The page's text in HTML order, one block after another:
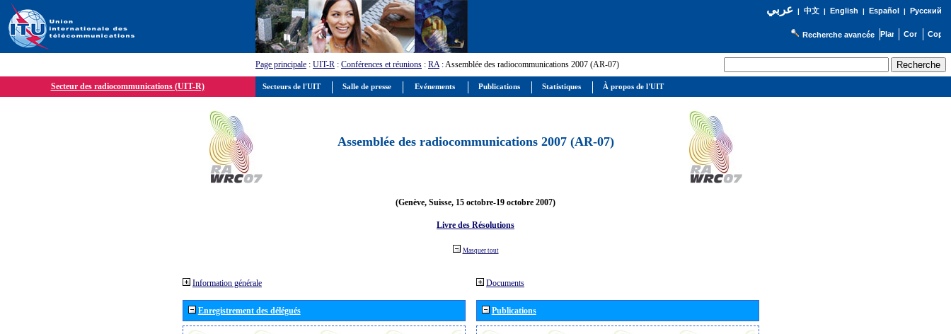
عربي| 中文| English | Español | Русский
Recherche avancée
Page principale : UIT-R : Conférences et réunions : RA: Assemblée des radiocommunications 2007 (AR-07)
Secteur des radiocommunications (UIT-R)
Assemblée des radiocommunications 2007 (AR-07)
(Genève, Suisse, 15 octobre-19 octobre 2007)
Livre des Résolutions
Masquer tout
Information générale
Enregistrement des délégués
Documents
Publications
Secteurs de l'UIT Salle de presse Evénements Publications Statistiques À propos de l'UIT